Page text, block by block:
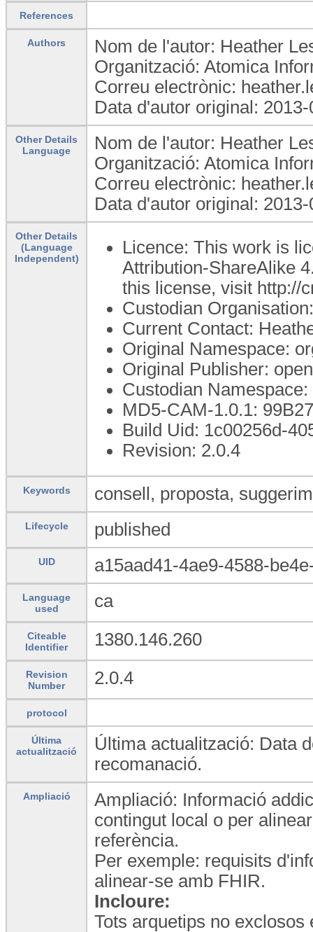
References
Authors
Nom de l'autor: Heather
Organització: Atomica
Correu electrònic:
Data d'autor original:
Other Details
Language
Nom de l'autor: Heather
Organització: Atomica
Correu electrònic:
Data d'autor original:
Other Details
(Language
Independent)
Licence: This work is
Attribution-ShareAlike
this license, visit http://
Custodian
Current Contact:
Original Namespace:
Original Publisher:
Custodian
MD5-CAM-1.0.1:
Build Uid: 1c00256d-
Revision: 2.0.4
Keywords consell, proposta,
Lifecycle published
UID a15aad41-4ae9-4588-
Language
used
ca
Citeable
Identifier
1380.146.260
Revision
Number
2.0.4
protocol
Última
actualització
Última actualització: Data
recomanació.
Ampliació
Ampliació: Informació
contingut local o per
referència.
Per exemple: requisits
alinear-se amb FHIR.
Incloure:
Tots arquetips no exclosos